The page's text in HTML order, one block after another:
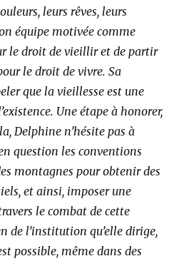
leurs rêves, leurs
équipe motivée comme
le droit de vieillir et de partir
le droit de vivre. Sa
que la vieillesse est une
Une étape à honorer,
Delphine n’hésite pas à
question les conventions
montagnes pour obtenir des
et ainsi, imposer une
le combat de cette
de l’institution qu’elle dirige,
possible, même dans des